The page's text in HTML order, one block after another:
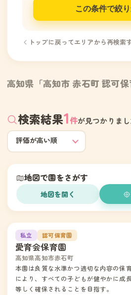
この条件で絞
トップに戻ってエリアから再検索
高知県「高知市 赤石町 認可
検索結果1件が見つかりまし
地図で園をさがす
地図を開く
1私立 認可保育園
愛育会保育園
高知県高知市赤石町
本園は良質な水準かつ適切な内容の保
により、すべての子どもが健やかに成
等しく確保されることを目指す。